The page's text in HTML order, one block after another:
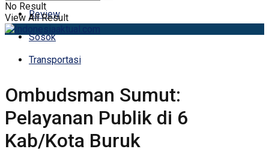
Review
Sosok
Transportasi
No Result
View All Result
Ombudsman Sumut:
Pelayanan Publik di 6
Kab/Kota Buruk